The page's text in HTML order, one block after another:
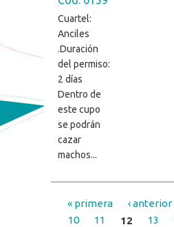
Cuartel:
Anciles
.Duración
del permiso:
2 días
Dentro de
este cupo
se podrán
cazar
machos...
Páginas
« primera ‹ anterior
10
11 12 13